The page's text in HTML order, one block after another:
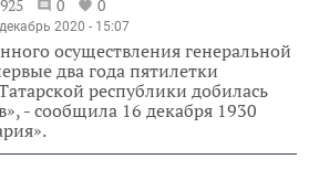
925 0 0
2020 - 15:07
осуществления генеральной
два года пятилетки
республики добилась
- сообщила 16 декабря 1930